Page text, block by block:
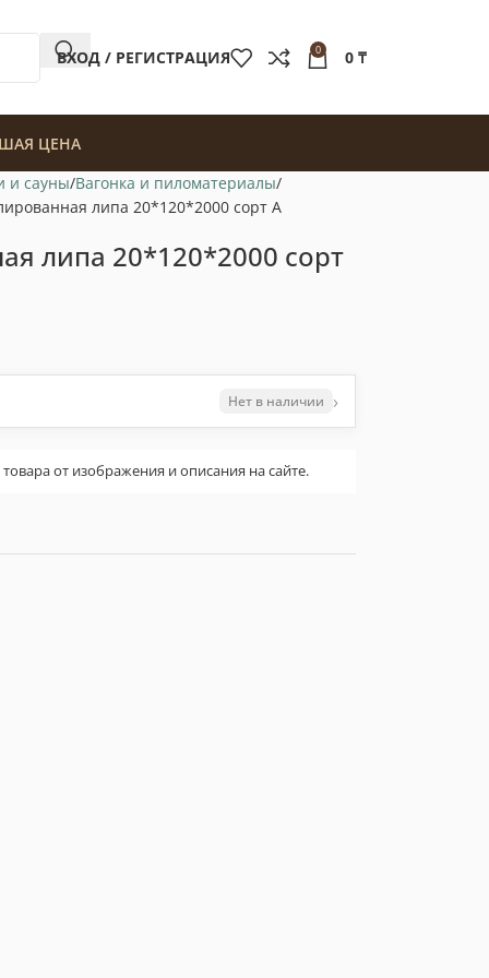
ВХОД / РЕГИСТРАЦИЯ 0 0 ₸
ЦЕНА
и сауны Вагонка и пиломатериалы
липа 20*120*2000 сорт А
липа 20*120*2000 сорт
Нет в наличии ›
от изображения и описания на сайте.